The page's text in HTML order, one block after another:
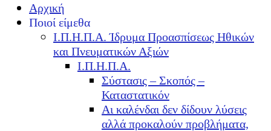
Αρχική
Ποιοί είμεθα
Ι.Π.Η.Π.Α. Ίδρυμα Προασπίσεως Ηθικών
και Πνευματικών Αξιών
Ι.Π.Η.Π.Α.
Σύστασις – Σκοπός –
Καταστατικόν
Αι καλένδαι δεν δίδουν λύσεις
αλλά προκαλούν προβλήματα,